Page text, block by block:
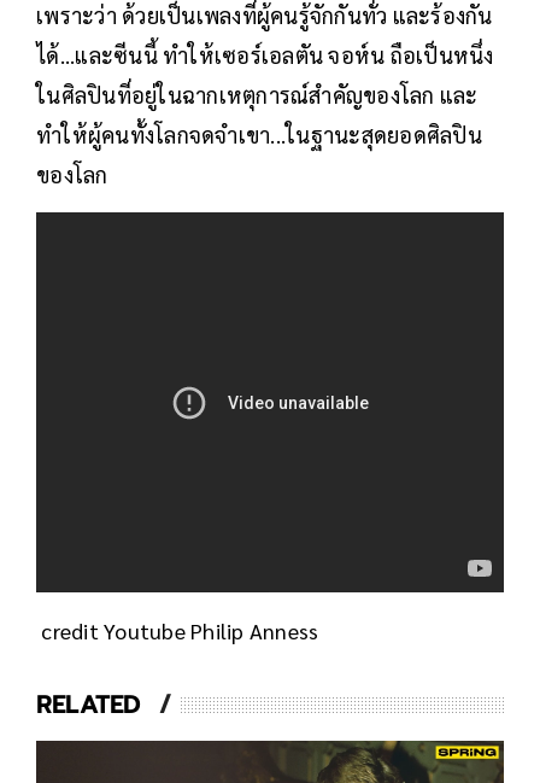
เพราะว่า ด้วยเป็นเพลงที่ผู้คนรู้จักกันทั่ว และร้องกัน
ได้...และซีนนี้ ทำให้เซอร์เอลตัน จอห์น ถือเป็นหนึ่ง
ในศิลปินที่อยู่ในฉากเหตุการณ์สำคัญของโลก และ
ทำให้ผู้คนทั้งโลกจดจำเขา...ในฐานะสุดยอดศิลปิน
ของโลก
credit Youtube Philip Anness
RELATED